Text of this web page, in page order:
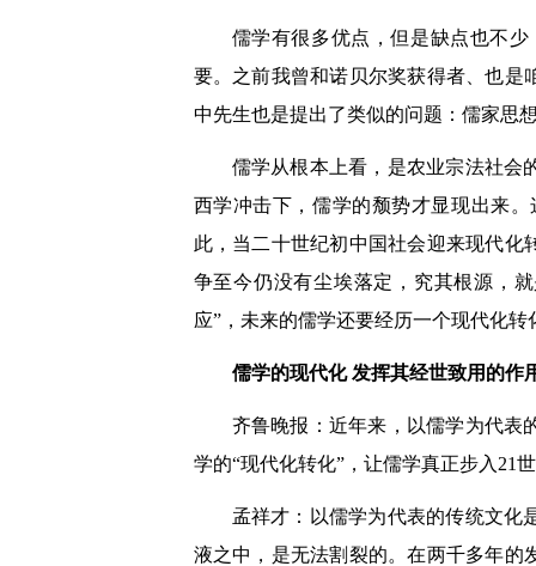
儒学有很多优点，但是缺点也不
要。之前我曾和诺贝尔奖获得者、也是
中先生也是提出了类似的问题：儒家思
儒学从根本上看，是农业宗法社会
西学冲击下，儒学的颓势才显现出来
此，当二十世纪初中国社会迎来现代
争至今仍没有尘埃落定，究其根源，
应”，未来的儒学还要经历一个现代化转
儒学的现代化 发挥其经世致用的作
齐鲁晚报：近年来，以儒学为代表
学的“现代化转化”，让儒学真正步入21
孟祥才：以儒学为代表的传统文化
液之中，是无法割裂的。在两千多年的